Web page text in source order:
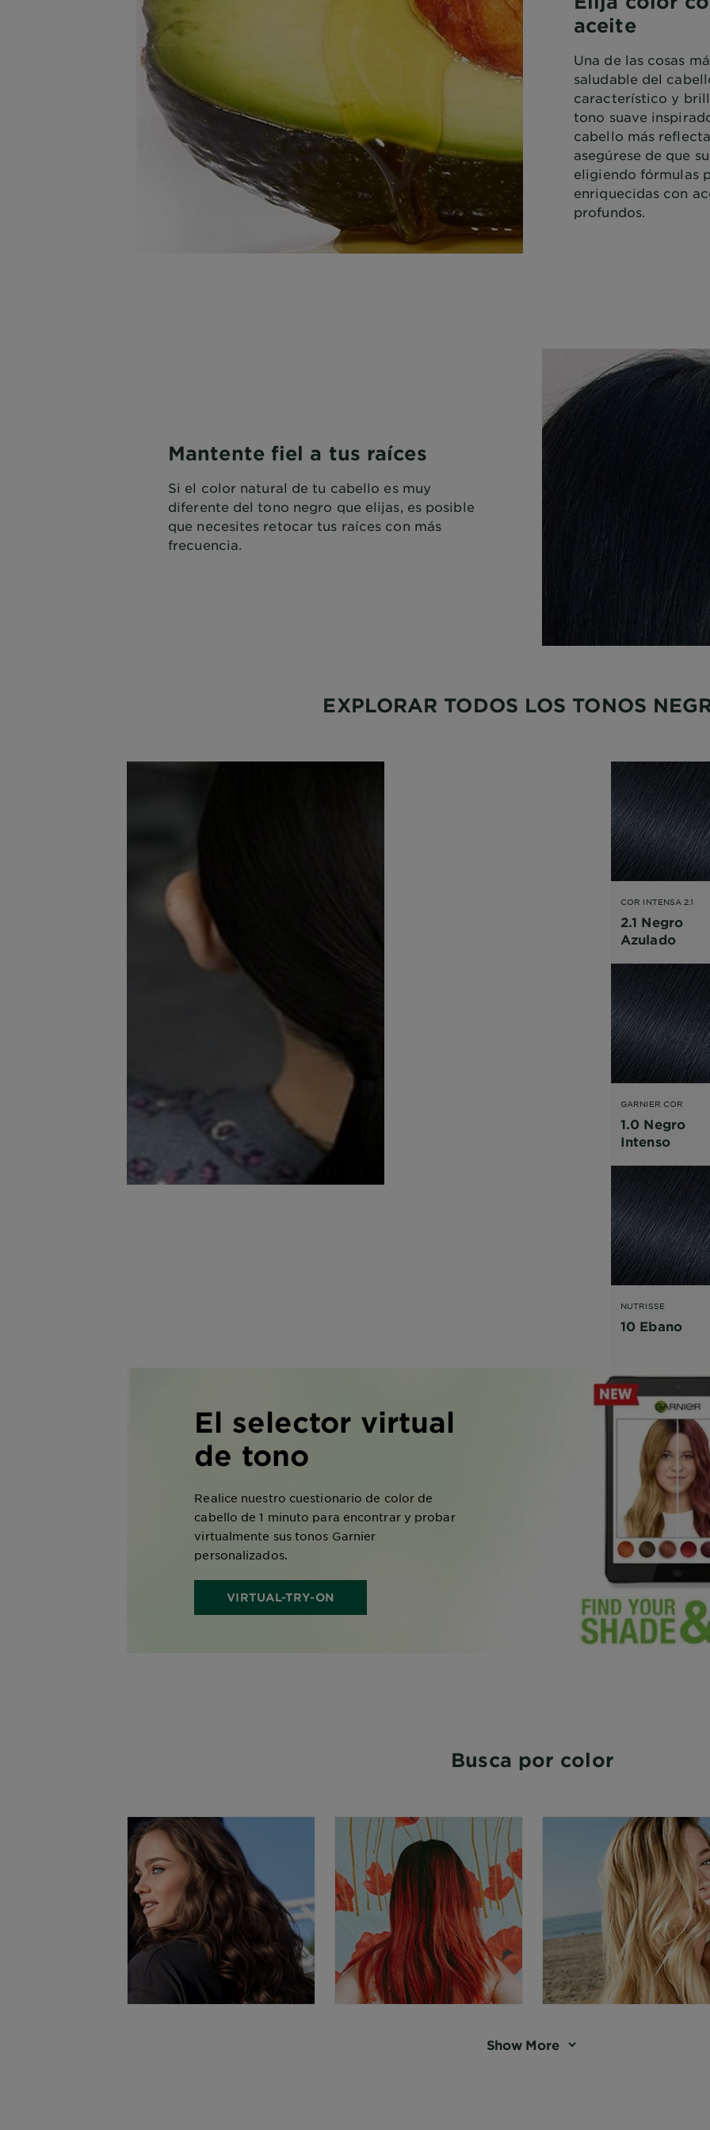
aceite
Una de las cosas
saludable del
característico y
tono suave
cabello más
asegúrese de que
eligiendo fórmulas
enriquecidas con
profundos.
Mantente fiel a tus raíces
Si el color natural de tu cabello es muy
diferente del tono negro que elijas, es posible
que necesites retocar tus raíces con más
frecuencia.
EXPLORAR TODOS LOS TONOS
COR INTENSA 2.1
2.1 Negro
Azulado
GARNIER COR
1.0 Negro
Intenso
NUTRISSE
10 Ebano
El selector virtual
de tono
Realice nuestro cuestionario de color de
cabello de 1 minuto para encontrar y probar
virtualmente sus tonos Garnier
personalizados.
VIRTUAL-TRY-ON
Busca por color
Show More